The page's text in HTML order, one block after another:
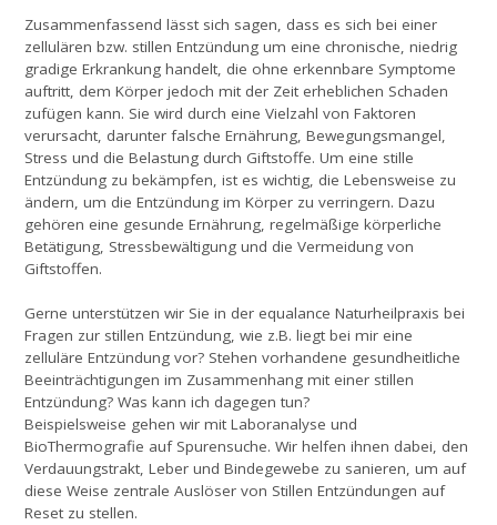
Zusammenfassend lässt sich sagen, dass es sich bei einer
zellulären bzw. stillen Entzündung um eine chronische, niedrig
gradige Erkrankung handelt, die ohne erkennbare Symptome
auftritt, dem Körper jedoch mit der Zeit erheblichen Schaden
zufügen kann. Sie wird durch eine Vielzahl von Faktoren
verursacht, darunter falsche Ernährung, Bewegungsmangel,
Stress und die Belastung durch Giftstoffe. Um eine stille
Entzündung zu bekämpfen, ist es wichtig, die Lebensweise zu
ändern, um die Entzündung im Körper zu verringern. Dazu
gehören eine gesunde Ernährung, regelmäßige körperliche
Betätigung, Stressbewältigung und die Vermeidung von
Giftstoffen.
Gerne unterstützen wir Sie in der equalance Naturheilpraxis bei
Fragen zur stillen Entzündung, wie z.B. liegt bei mir eine
zelluläre Entzündung vor? Stehen vorhandene gesundheitliche
Beeinträchtigungen im Zusammenhang mit einer stillen
Entzündung? Was kann ich dagegen tun?
Beispielsweise gehen wir mit Laboranalyse und
BioThermografie auf Spurensuche. Wir helfen ihnen dabei, den
Verdauungstrakt, Leber und Bindegewebe zu sanieren, um auf
diese Weise zentrale Auslöser von Stillen Entzündungen auf
Reset zu stellen.